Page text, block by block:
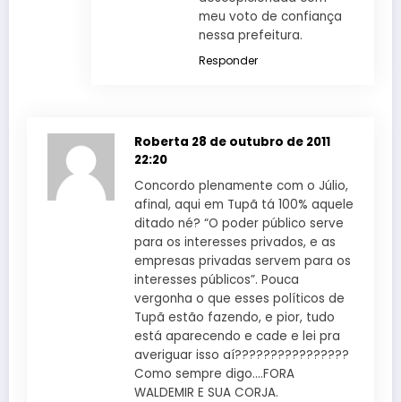
meu voto de confiança
nessa prefeitura.
Responder
Roberta 28 de outubro de 2011
22:20
Concordo plenamente com o Júlio,
afinal, aqui em Tupã tá 100% aquele
ditado né? “O poder público serve
para os interesses privados, e as
empresas privadas servem para os
interesses públicos”. Pouca
vergonha o que esses políticos de
Tupã estão fazendo, e pior, tudo
está aparecendo e cade e lei pra
averiguar isso aí????????????????
Como sempre digo….FORA
WALDEMIR E SUA CORJA.